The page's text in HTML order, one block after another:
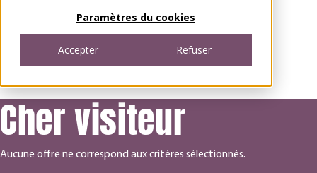
Paramètres du cookies
Accepter Refuser
Cher visiteur
Aucune offre ne correspond aux critères sélectionnés.